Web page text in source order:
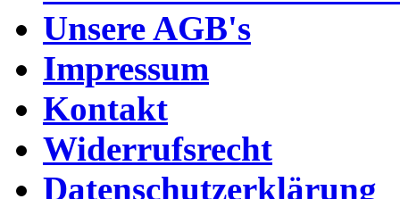
Unsere AGB's
Impressum
Kontakt
Widerrufsrecht
Datenschutzerklärung